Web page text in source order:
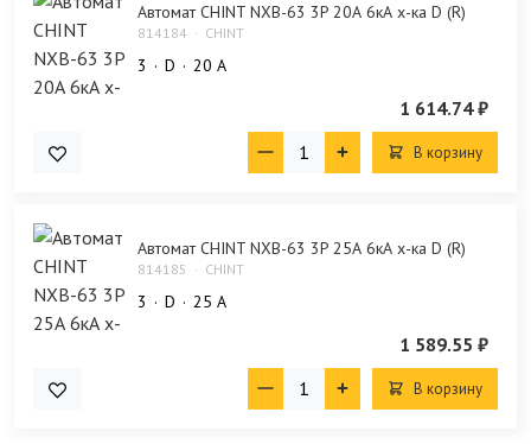
Автомат CHINT NXB-63 3P 20А 6кА х-ка D (R)
814184 CHINT
3 D 20 А
1 614.74 ₽
В корзину
Автомат CHINT NXB-63 3P 25А 6кА х-ка D (R)
814185 CHINT
3 D 25 А
1 589.55 ₽
В корзину